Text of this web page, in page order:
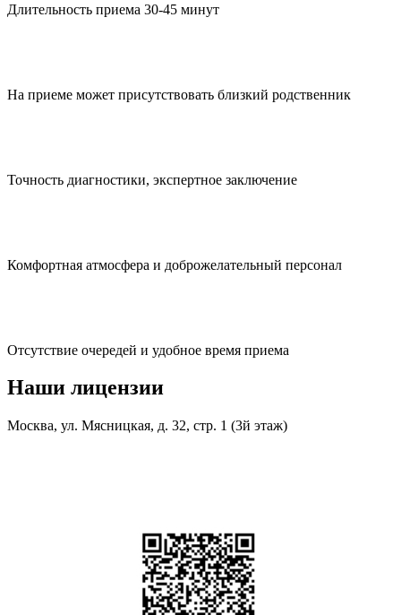
Длительность приема 30‑45 минут
На приеме может присутствовать близкий родственник
Точность диагностики, экспертное заключение
Комфортная атмосфера и доброжелательный персонал
Отсутствие очередей и удобное время приема
Наши лицензии
Москва, ул. Мясницкая, д. 32, стр. 1 (3й этаж)